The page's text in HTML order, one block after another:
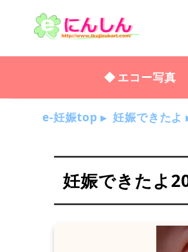
エコー写真
e-妊娠top 妊娠できたよ
妊娠できたよ